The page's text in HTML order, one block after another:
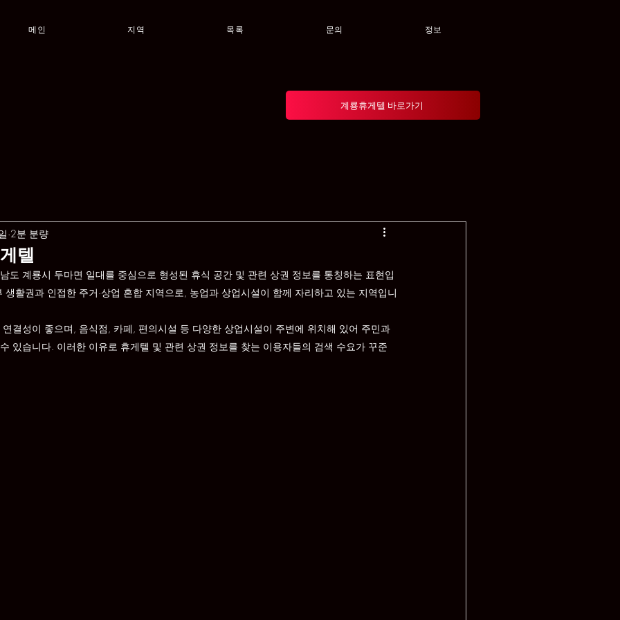
메인 지역 목록 문의 정보
계룡휴게텔 바로가기
텔
2분 분량
도 계룡시 두마면 일대를 중심으로 형성된 휴식 공간 및 관련 상권 정보를 통칭하는 표현입
활권과 인접한 주거·상업 혼합 지역으로, 농업과 상업시설이 함께 자리하고 있는 지역입니
결성이 좋으며, 음식점, 카페, 편의시설 등 다양한 상업시설이 주변에 위치해 있어 주민과
있습니다. 이러한 이유로 휴게텔 및 관련 상권 정보를 찾는 이용자들의 검색 수요가 꾸준